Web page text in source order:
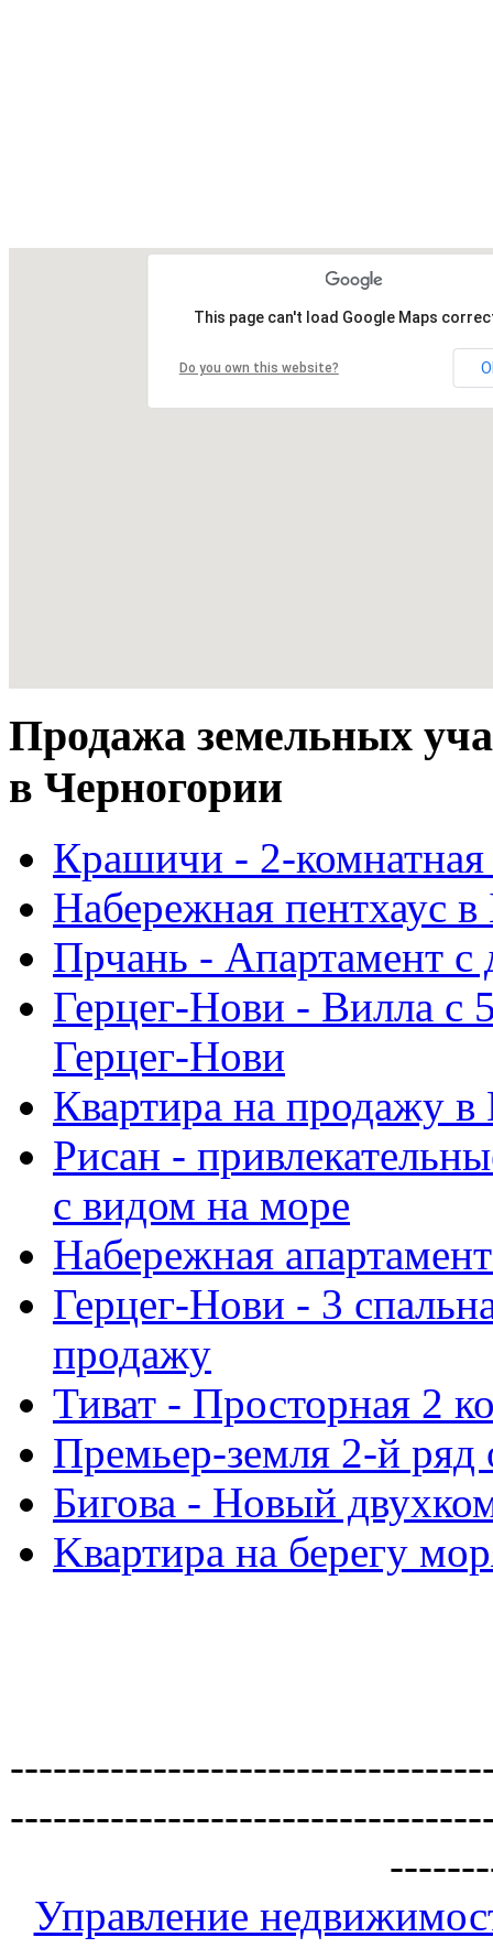
This page can't load Google Maps
Do you own this website?
Продажа земельных
в Черногории
Крашичи - 2-комнатная
Набережная пентхаус в
Прчань - Апартамент с
Герцег-Нови - Bилла с
Герцег-Нови
Квартира на продажу в
Рисан -
с видом на море
Набережная
Герцег-Нови - 3
продажу
Тиват - Просторная 2
Премьер-земля 2-й
Бигова - Новый
Kвартира на берегу
Управление